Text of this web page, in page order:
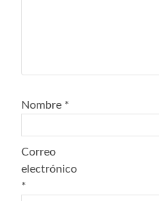
Nombre *
Correo
electrónico
*